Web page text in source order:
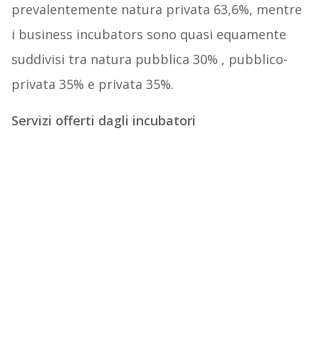
prevalentemente natura privata 63,6%, mentre
i business incubators sono quasi equamente
suddivisi tra natura pubblica 30% , pubblico-
privata 35% e privata 35%.
Servizi offerti dagli incubatori